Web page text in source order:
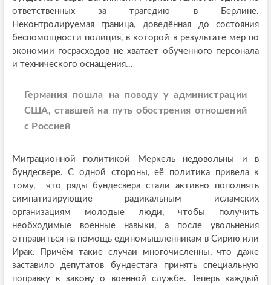
ответственных за трагедию в Берлине.
Неконтролируемая граница, доведённая до состояния
беспомощности полиция, в которой в результате мер по
экономии госрасходов не хватает обученного персонала
и технического оснащения…
Германия пошла на поводу у администрации
США, ставшей на путь обострения отношений
с Россией
Миграционной политикой Меркель недовольны и в
бундесвере. С одной стороны, её политика привела к
тому, что ряды бундесвера стали активно пополнять
симпатизирующие радикальным исламских
организациям молодые люди, чтобы получить
необходимые военные навыки, а после увольнения
отправиться на помощь единомышленникам в Сирию или
Ирак. Причём такие случаи многочисленны, что даже
заставило депутатов бундестага принять специальную
поправку к закону о военной службе. Теперь каждый